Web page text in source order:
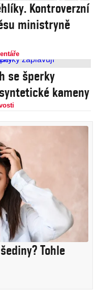
Kontroverzní
ministryně
se šperky
kameny
Tohle